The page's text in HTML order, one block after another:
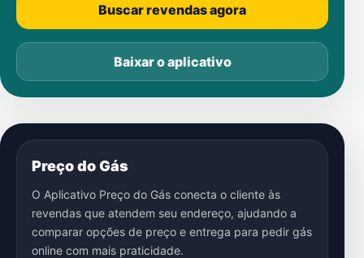
Buscar revendas agora
Baixar o aplicativo
Preço do Gás
O Aplicativo Preço do Gás conecta o cliente às
revendas que atendem seu endereço, ajudando a
comparar opções de preço e entrega para pedir gás
online com mais praticidade.